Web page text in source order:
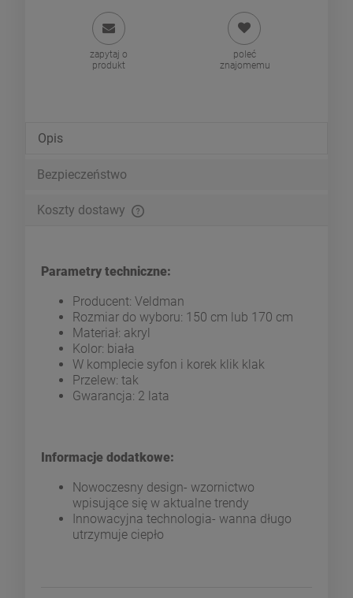
zapytaj o
produkt
poleć
znajomemu
Opis
Bezpieczeństwo
Koszty dostawy
Parametry techniczne:
Producent: Veldman
Rozmiar do wyboru: 150 cm lub 170 cm
Materiał: akryl
Kolor: biała
W komplecie syfon i korek klik klak
Przelew: tak
Gwarancja: 2 lata
Informacje dodatkowe:
Nowoczesny design- wzornictwo
wpisujące się w aktualne trendy
Innowacyjna technologia- wanna długo
utrzymuje ciepło